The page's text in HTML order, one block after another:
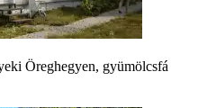
Öreghegyen, gyümölcsfá